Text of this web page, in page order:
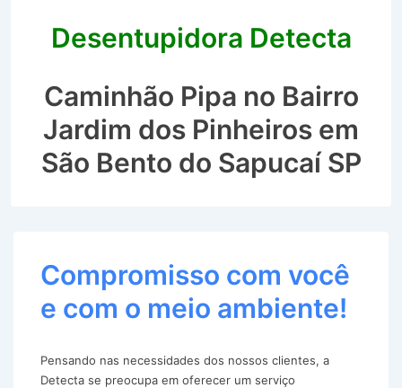
Desentupidora Detecta
Caminhão Pipa no Bairro
Jardim dos Pinheiros em
São Bento do Sapucaí SP
Compromisso com você
e com o meio ambiente!
Pensando nas necessidades dos nossos clientes, a
Detecta se preocupa em oferecer um serviço